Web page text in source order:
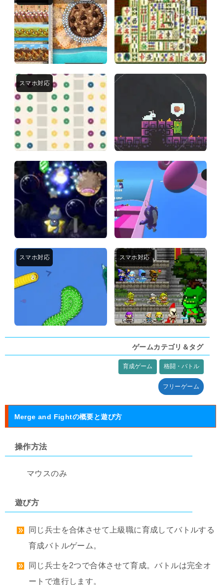
ゲームカテゴリ＆タグ
育成ゲーム 格闘・バトル
フリーゲーム
Merge and Fightの概要と遊び方
操作方法
マウスのみ
遊び方
同じ兵士を合体させて上級職に育成してバトルする
育成バトルゲーム。
同じ兵士を2つで合体させて育成。バトルは完全オ
ートで進行します。